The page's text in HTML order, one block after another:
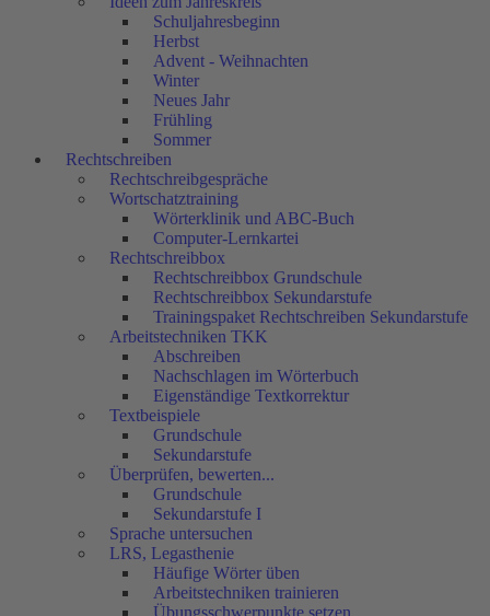
Schuljahresbeginn
Herbst
Advent - Weihnachten
Winter
Neues Jahr
Frühling
Sommer
Rechtschreiben
Rechtschreibgespräche
Wortschatztraining
Wörterklinik und ABC-Buch
Computer-Lernkartei
Rechtschreibbox
Rechtschreibbox Grundschule
Rechtschreibbox Sekundarstufe
Trainingspaket Rechtschreiben Sekundarstufe
Arbeitstechniken TKK
Abschreiben
Nachschlagen im Wörterbuch
Eigenständige Textkorrektur
Textbeispiele
Grundschule
Sekundarstufe
Überprüfen, bewerten...
Grundschule
Sekundarstufe I
Sprache untersuchen
LRS, Legasthenie
Häufige Wörter üben
Arbeitstechniken trainieren
Übungsschwerpunkte setzen